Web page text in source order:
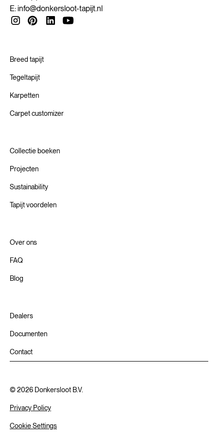
ambacht van onschatbare waarde. Daarbij dagen we onze
partners uit om hun vakmanschap te combineren met
nieuwe materialen, productiemethoden en technologieën.
E:info@donkersloot-tapijt.nl
Breed tapijt
Tegeltapijt
Karpetten
Carpet customizer
Collectie boeken
Projecten
Sustainability
Tapijt voordelen
Over ons
FAQ
Blog
Dealers
Documenten
Contact
Privacy Policy
Cookie Settings
©2026 Donkersloot B.V.